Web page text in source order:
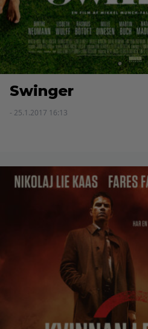
Swinger
- 25.1.2017 16:13